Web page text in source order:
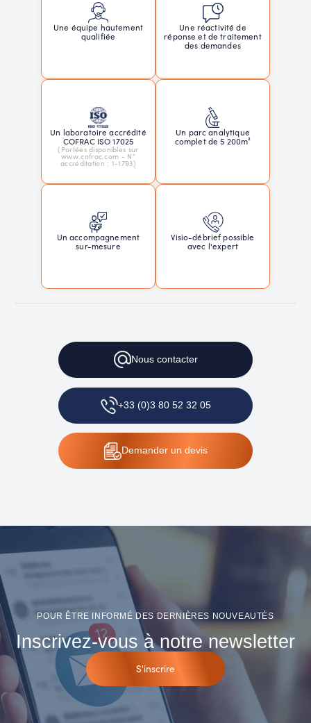
Une équipe hautement
qualifiée
Une réactivité de
réponse et de traitement
des demandes
Un laboratoire accrédité
COFRAC ISO 17025
(Portées disponibles sur
www.cofrac.com - N°
accréditation : 1-1793)
Un parc analytique
complet de 5 200m²
Un accompagnement
sur-mesure
Visio-débrief possible
avec l'expert
Nouscontacter
+33 (0)3 80 52 32 05
Demanderun devis
POUR ÊTRE INFORMÉ DES DERNIÈRES NOUVEAUTÉS
Inscrivez-vous à notre newsletter
S'inscrire